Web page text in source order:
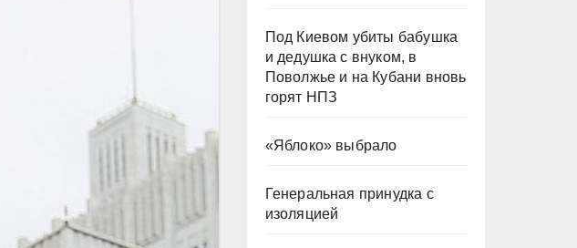
Под Киевом убиты бабушка
и дедушка с внуком, в
Поволжье и на Кубани вновь
горят НПЗ
«Яблоко» выбрало
Генеральная принудка с
изоляцией